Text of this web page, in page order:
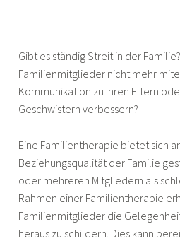
Gibt es ständig Streit in der
Familienmitglieder nicht mehr
Kommunikation zu Ihren Eltern
Geschwistern verbessern?
Eine Familientherapie bietet sich
Beziehungsqualität der Familie
oder mehreren Mitgliedern als
Rahmen einer Familientherapie
Familienmitglieder die
heraus zu schildern. Dies kann